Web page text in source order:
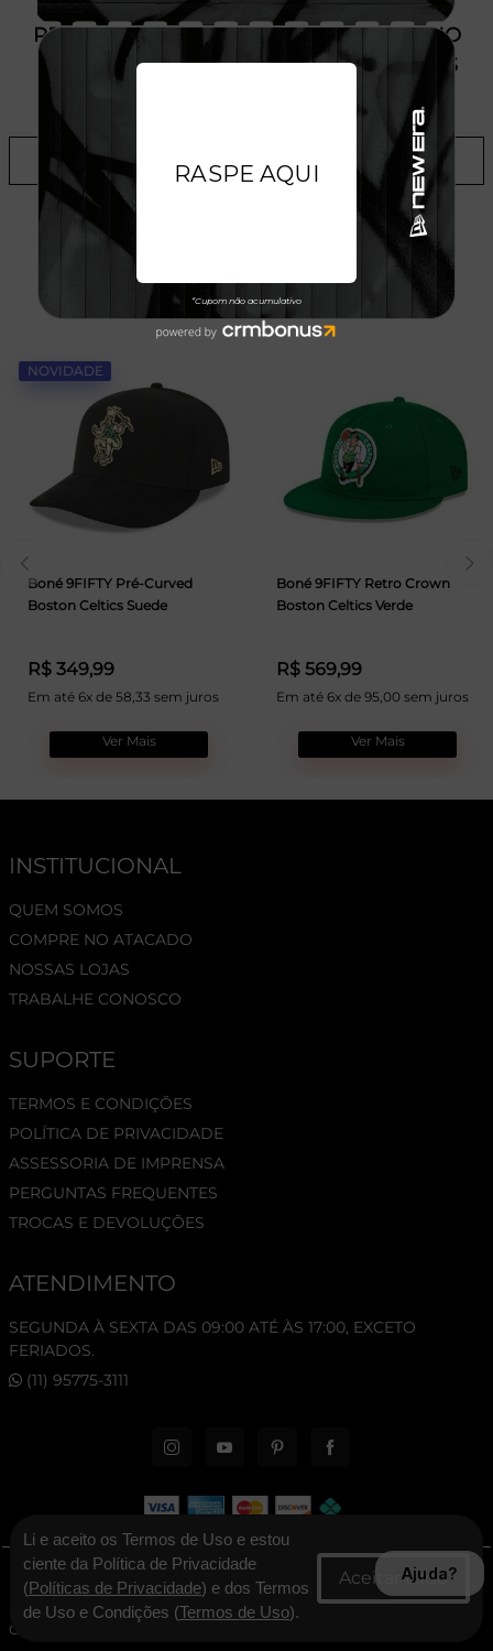
PRODUTO SEM ESTOQUE DÍSPONÍVEL NO
SITE, CONSULTE A DISPONIBILIDADE NAS
ADICIONAR A LISTA DE DESEJOS
TALVEZ VOCÊ GOSTE
NOVIDADE
Boné 9FIFTY Pré-Curved
Boston Celtics Suede
R$ 349,99
Em até 6x de 58,33 sem juros
Ver Mais
Boné 9FIFTY Retro Crown
Boston Celtics Verde
R$ 569,99
Em até 6x de 95,00 sem juros
Ver Mais
INSTITUCIONAL
QUEM SOMOS
COMPRE NO ATACADO
NOSSAS LOJAS
TRABALHE CONOSCO
SUPORTE
TERMOS E CONDIÇÕES
POLÍTICA DE PRIVACIDADE
ASSESSORIA DE IMPRENSA
PERGUNTAS FREQUENTES
TROCAS E DEVOLUÇÕES
ATENDIMENTO
SEGUNDA À SEXTA DAS 09:00 ATÉ ÀS 17:00, EXCETO
FERIADOS.
(11) 95775-3111
© 2026 New Era Cap. Todos os direitos reservados.
CNPJ: 06.346.545/0001-30 - New Era Brasil Ltda
Li e aceito os Termos de Uso e estou
ciente da Política de Privacidade
(Políticas de Privacidade) e dos Termos
de Uso e Condições (Termos de Uso).
Ajuda?